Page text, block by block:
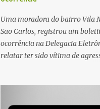
Uma moradora do bairro Vila
São Carlos, registrou um
ocorrência na Delegacia
relatar ter sido vítima de
feira (31). A mulher afirmou